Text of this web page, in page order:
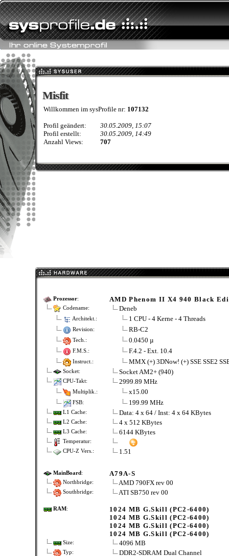
Misfit
Misfit
Willkommen im sysProfile nr: 107132
Profil geändert:
30.05.2009, 15:07
Profil erstellt:
30.05.2009, 14:49
Anzahl Views:
707
Prozessor: AMD Phenom II X4 940 Black
Codename: Deneb
Architekt.: 1 CPU - 4 Kerne - 4 Threads
Revision: RB-C2
Tech.: 0.0450 µ
F.M.S.: F.4.2 - Ext. 10.4
Instruct.: MMX (+) 3DNow! (+) SSE SSE2
Socket: Socket AM2+ (940)
CPU-Takt: 2999.89 MHz
Multiplik.: x15.00
FSB: 199.99 MHz
L1 Cache: Data: 4 x 64 / Inst: 4 x 64 KBytes
L2 Cache: 4 x 512 KBytes
L3 Cache: 6144 KBytes
Temperatur:
CPU-Z Vers.:
1.51
MainBoard: A79A-S
Northbridge: AMD 790FX rev 00
Southbridge: ATI SB750 rev 00
RAM:
1024 MB G.Skill (PC2-6400)
1024 MB G.Skill (PC2-6400)
1024 MB G.Skill (PC2-6400)
1024 MB G.Skill (PC2-6400)
Size: 4096 MB
Typ: DDR2-SDRAM Dual Channel